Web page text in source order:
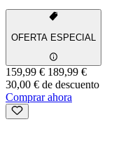
OFERTA ESPECIAL
159,99 € 189,99 €
30,00 € de descuento
Comprar ahora